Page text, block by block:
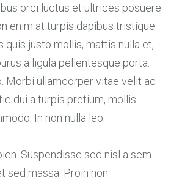
orci luctus et ultrices posuere
enim at turpis dapibus tristique
quis justo mollis, mattis nulla et,
a ligula pellentesque porta.
Morbi ullamcorper vitae velit ac
dui a turpis pretium, mollis
In non nulla leo.
Suspendisse sed nisl a sem
sed massa. Proin non